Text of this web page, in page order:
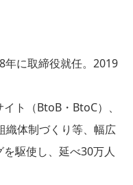
年に取締役就任。2019
ト（BtoB・BtoC）、
織体制づくり等、幅広
駆使し、延べ30万人